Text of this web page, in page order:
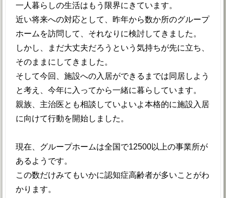
一人暮らしの生活はもう限界にきています。
近い将来への対応として、昨年から数か所のグループ
ホームを訪問して、それなりに検討してきました。
しかし、まだ大丈夫だろうという気持ちが先に立ち、
そのままにしてきました。
そして今回、施設への入居ができるまでは同居しよう
と考え、今年に入ってから一緒に暮らしています。
親族、主治医とも相談していよいよ本格的に施設入居
に向けて行動を開始しました。
現在、グループホームは全国で12500以上の事業所が
あるようです。
この数だけみてもいかに認知症高齢者が多いことがわ
かります。